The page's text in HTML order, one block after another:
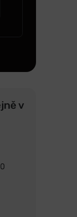
v